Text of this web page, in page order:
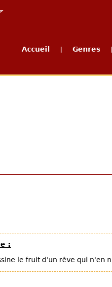
Accueil Genres
:
le fruit d'un rêve qui n'en